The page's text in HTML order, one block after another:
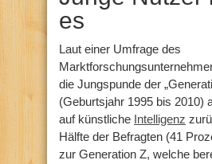
es
Laut einer Umfrage des
die Jungspunde der
(Geburtsjahr 1995 bis 2010)
auf künstliche Intelligenz
Hälfte der Befragten (41
zur Generation Z, welche